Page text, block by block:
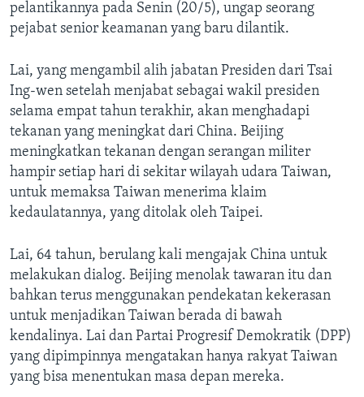
pelantikannya pada Senin (20/5), ungap seorang
pejabat senior keamanan yang baru dilantik.
Lai, yang mengambil alih jabatan Presiden dari Tsai
Ing-wen setelah menjabat sebagai wakil presiden
selama empat tahun terakhir, akan menghadapi
tekanan yang meningkat dari China. Beijing
meningkatkan tekanan dengan serangan militer
hampir setiap hari di sekitar wilayah udara Taiwan,
untuk memaksa Taiwan menerima klaim
kedaulatannya, yang ditolak oleh Taipei.
Lai, 64 tahun, berulang kali mengajak China untuk
melakukan dialog. Beijing menolak tawaran itu dan
bahkan terus menggunakan pendekatan kekerasan
untuk menjadikan Taiwan berada di bawah
kendalinya. Lai dan Partai Progresif Demokratik (DPP)
yang dipimpinnya mengatakan hanya rakyat Taiwan
yang bisa menentukan masa depan mereka.